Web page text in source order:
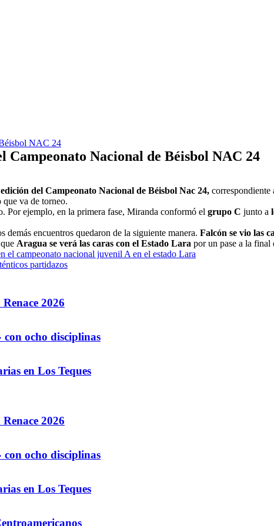
NAC 24
Nacional de Béisbol NAC 24
del Campeonato Nacional de Béisbol Nac 24, correspondiente
que va de torneo.
Por ejemplo, en la primera fase, Miranda conformó el grupo C junto a
demás encuentros quedaron de la siguiente manera. Falcón se vio las
Aragua se verá las caras con el Estado Lara por un pase a la final
el campeonato nacional juvenil A en el estado Lara
partidazos
2026
con ocho disciplinas
en Los Teques
2026
con ocho disciplinas
en Los Teques